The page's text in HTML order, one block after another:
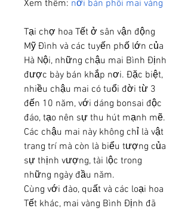
Xem thêm: nơi bán phôi mai vàng
Tại chợ hoa Tết ở sân vận động
Mỹ Đình và các tuyến phố lớn của
Hà Nội, những chậu mai Bình Định
được bày bán khắp nơi. Đặc biệt,
nhiều chậu mai có tuổi đời từ 3
đến 10 năm, với dáng bonsai độc
đáo, tạo nên sự thu hút mạnh mẽ.
Các chậu mai này không chỉ là vật
trang trí mà còn là biểu tượng của
sự thịnh vượng, tài lộc trong
những ngày đầu năm.
Cùng với đào, quất và các loại hoa
Tết khác, mai vàng Bình Định đã